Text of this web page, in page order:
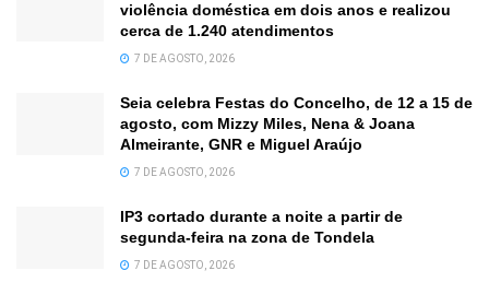
violência doméstica em dois anos e realizou
cerca de 1.240 atendimentos
7 DE AGOSTO, 2026
Seia celebra Festas do Concelho, de 12 a 15 de
agosto, com Mizzy Miles, Nena & Joana
Almeirante, GNR e Miguel Araújo
7 DE AGOSTO, 2026
IP3 cortado durante a noite a partir de
segunda-feira na zona de Tondela
7 DE AGOSTO, 2026